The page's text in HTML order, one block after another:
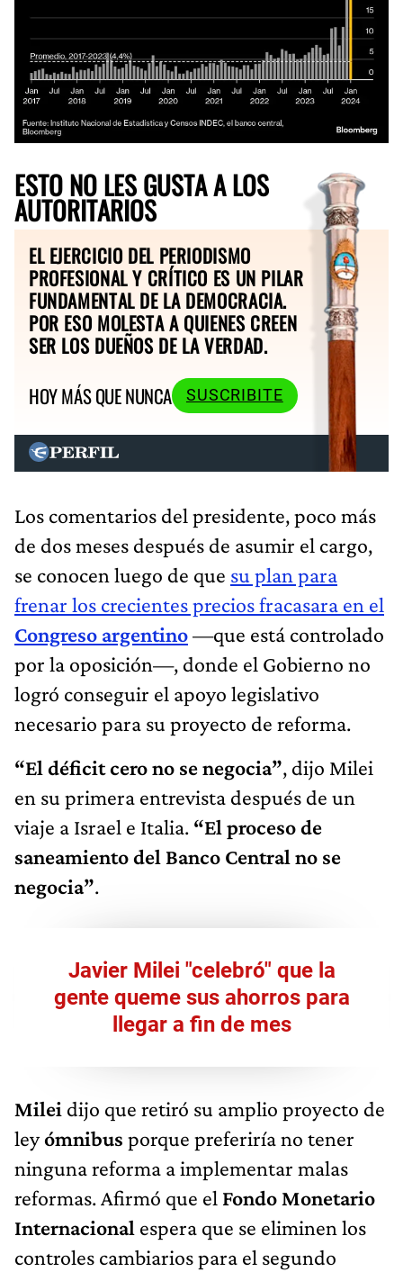
ESTO NO LES GUSTA A LOS
AUTORITARIOS
EL EJERCICIO DEL PERIODISMO
PROFESIONAL Y CRÍTICO ES UN PILAR
FUNDAMENTAL DE LA DEMOCRACIA.
POR ESO MOLESTA A QUIENES CREEN
SER LOS DUEÑOS DE LA VERDAD.
HOY MÁS QUE NUNCA
SUSCRIBITE
Los comentarios del presidente, poco más
de dos meses después de asumir el cargo,
se conocen luego de que su plan para
frenar los crecientes precios fracasara en el
Congreso argentino—que está controlado
por la oposición—, donde el Gobierno no
logró conseguir el apoyo legislativo
necesario para su proyecto de reforma.
“El déficit cero no se negocia”, dijo Milei
en su primera entrevista después de un
viaje a Israel e Italia. “El proceso de
saneamiento del Banco Central no se
negocia”.
Javier Milei "celebró" que la
gente queme sus ahorros para
llegar a fin de mes
Milei dijo que retiró su amplio proyecto de
leyómnibus porque preferiría no tener
ninguna reforma a implementar malas
reformas. Afirmó que el Fondo Monetario
Internacional espera que se eliminen los
controles cambiarios para el segundo